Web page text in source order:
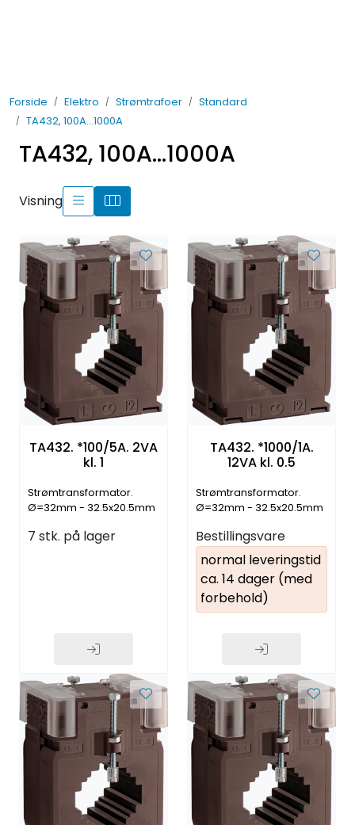
Forside Elektro Strømtrafoer
Standard
TA432, 100A...1000A
TA432, 100A...1000A
Visning
TA432. *100/5A. 2VA
kl. 1
Strømtransformator.
Ø=32mm - 32.5x20.5mm
7 stk. på lager
TA432. *1000/1A.
12VA kl. 0.5
Strømtransformator.
Ø=32mm - 32.5x20.5mm
Bestillingsvare
normal leveringstid
ca. 14 dager (med
forbehold)
Fabrikkautomatisering
Prosessautomatisering
Kontakt oss
Nytt og Nyttig
Bærekraft